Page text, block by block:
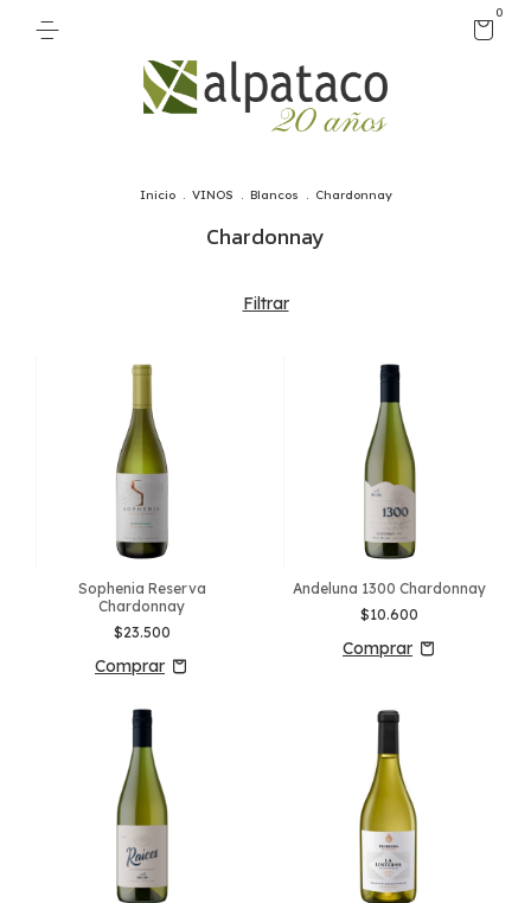
0
Inicio . VINOS . Blancos . Chardonnay
Chardonnay
Filtrar
Sophenia Reserva
Chardonnay
$23.500
Andeluna 1300 Chardonnay
$10.600